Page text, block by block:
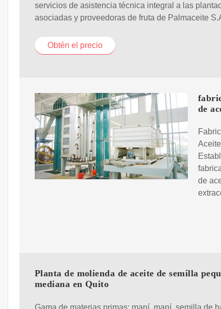
servicios de asistencia técnica integral a las
asociadas y proveedoras de fruta de Palmaceite
Obtén el precio
de
de
Planta de molienda de aceite de semilla
mediana en Quito
Gama de materias primas: maní, maní, semilla de